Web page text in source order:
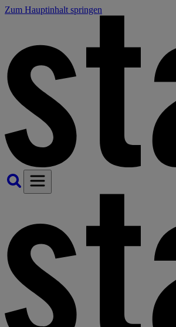
Zum Hauptinhalt springen